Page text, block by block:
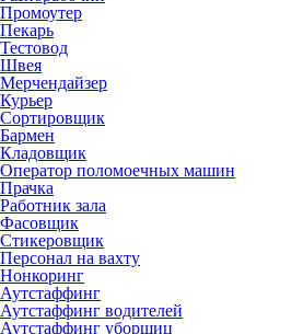
Промоутер
Пекарь
Тестовод
Швея
Мерчендайзер
Курьер
Сортировщик
Бармен
Кладовщик
Оператор поломоечных машин
Прачка
Работник зала
Фасовщик
Стикеровщик
Персонал на вахту
Нонкоринг
Аутстаффинг
Аутстаффинг водителей
Аутстаффинг уборщиц